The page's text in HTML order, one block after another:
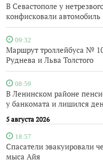
В Севастополе у
конфисковали автомобиль
09:32
Маршрут троллейбуса №
Руднева и Льва Толстого
08:59
В Ленинском районе
у банкомата и лишился
5 августа 2026
18:57
Спасатели эвакуировали
мыса Айя